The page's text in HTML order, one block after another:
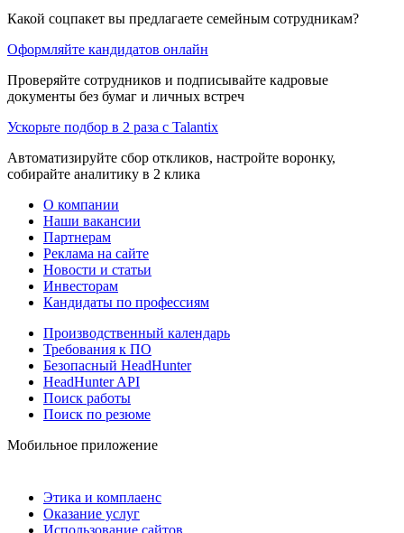
Какой соцпакет вы предлагаете семейным сотрудникам?
Оформляйте кандидатов онлайн
Проверяйте сотрудников и подписывайте кадровые
документы без бумаг и личных встреч
Ускорьте подбор в 2 раза с Talantix
Автоматизируйте сбор откликов, настройте воронку,
собирайте аналитику в 2 клика
О компании
Наши вакансии
Партнерам
Реклама на сайте
Новости и статьи
Инвесторам
Кандидаты по профессиям
Производственный календарь
Требования к ПО
Безопасный HeadHunter
HeadHunter API
Поиск работы
Поиск по резюме
Мобильное приложение
Этика и комплаенс
Оказание услуг
Использование сайтов